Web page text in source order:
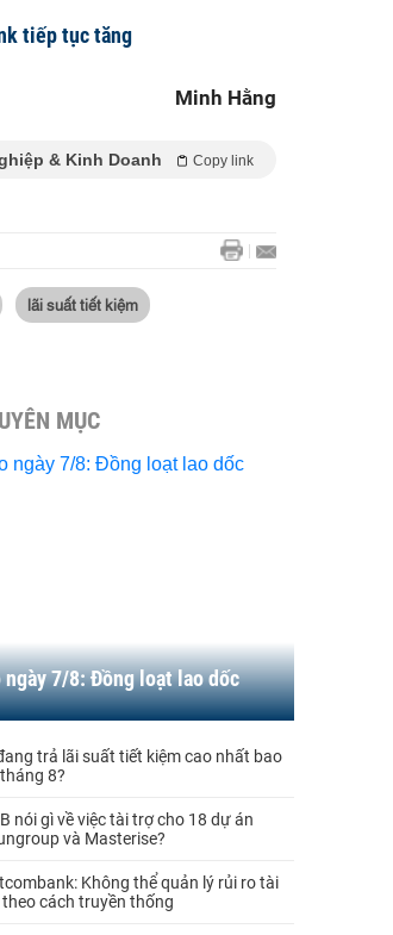
tiếp tục tăng
Minh Hằng
& Kinh Doanh Copy link
lãi suất tiết kiệm
MỤC
ngày 7/8: Đồng loạt lao dốc
trả lãi suất tiết kiệm cao nhất bao
8?
nói gì về việc tài trợ cho 18 dự án
và Masterise?
Không thể quản lý rủi ro tài
cách truyền thống